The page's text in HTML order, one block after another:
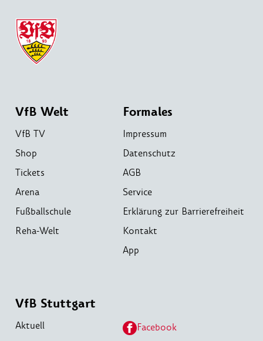
VfB Welt
VfB TV
Shop
Tickets
Arena
Fußballschule
Reha-Welt
Formales
Impressum
Datenschutz
AGB
Service
Erklärung zur Barrierefreiheit
Kontakt
App
VfB Stuttgart
Aktuell
Facebook